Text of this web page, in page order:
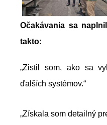
Očakávania sa
takto:
„Zistil som, ako sa
ďalších systémov.“
„Získala som detailný